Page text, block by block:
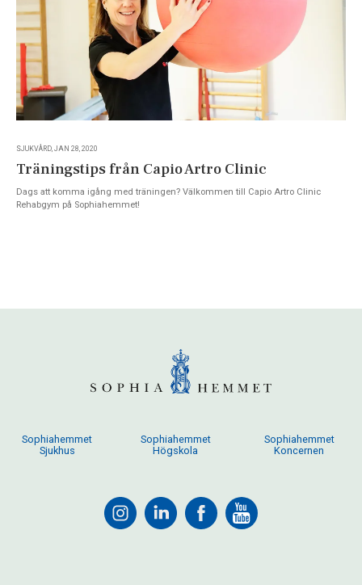
SJUKVÅRD, JAN 28, 2020
Träningstips från Capio Artro Clinic
Dags att komma igång med träningen? Välkommen till Capio Artro Clinic
Rehabgym på Sophiahemmet!
Sophiahemmet
Sjukhus
Sophiahemmet
Högskola
Sophiahemmet
Koncernen